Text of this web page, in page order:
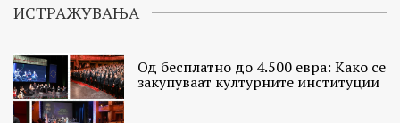
ИСТРАЖУВАЊА
Од бесплатно до 4.500 евра: Како се
закупуваат културните институции